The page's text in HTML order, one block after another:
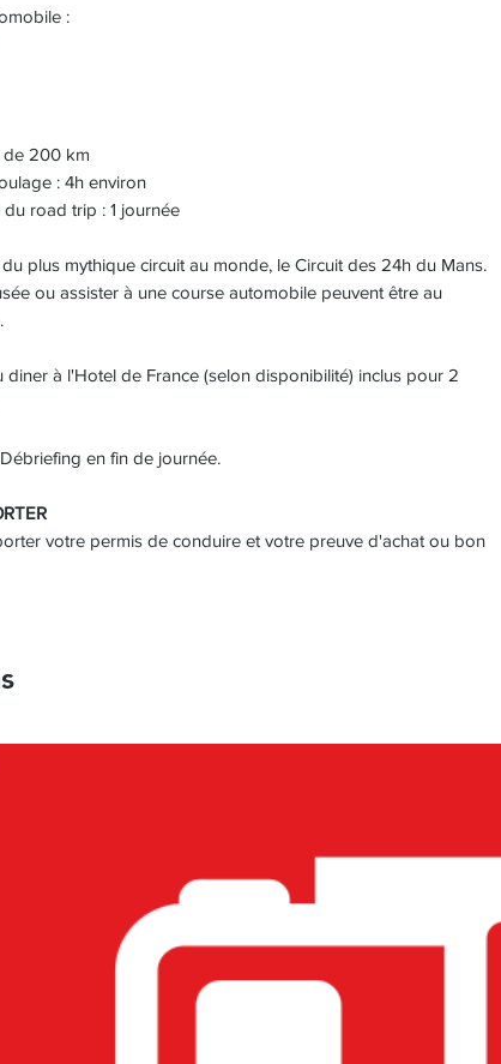
:
de 200 km
: 4h environ
road trip : 1 journée
plus mythique circuit au monde, le Circuit des 24h du Mans.
ou assister à une course automobile peuvent être au
diner à l'Hotel de France (selon disponibilité) inclus pour 2
en fin de journée.
votre permis de conduire et votre preuve d'achat ou bon